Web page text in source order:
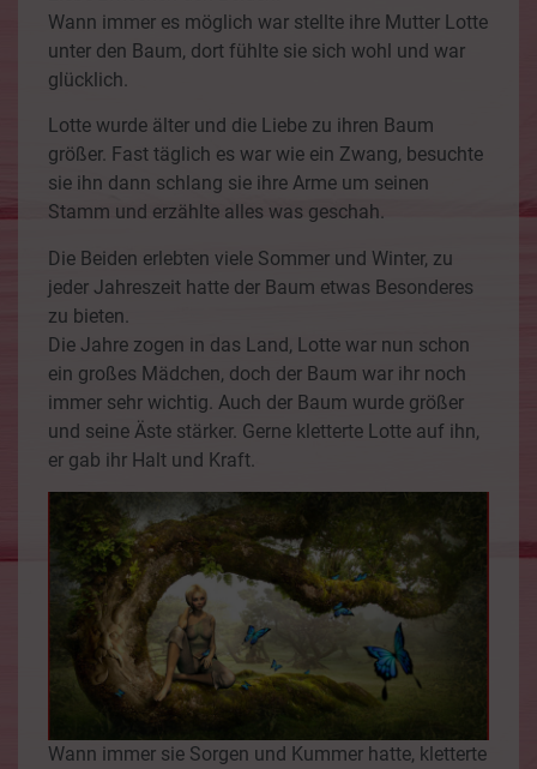
Wann immer es möglich war stellte ihre Mutter Lotte
unter den Baum, dort fühlte sie sich wohl und war
glücklich.
Lotte wurde älter und die Liebe zu ihren Baum
größer. Fast täglich es war wie ein Zwang, besuchte
sie ihn dann schlang sie ihre Arme um seinen
Stamm und erzählte alles was geschah.
Die Beiden erlebten viele Sommer und Winter, zu
jeder Jahreszeit hatte der Baum etwas Besonderes
zu bieten.
Die Jahre zogen in das Land, Lotte war nun schon
ein großes Mädchen, doch der Baum war ihr noch
immer sehr wichtig. Auch der Baum wurde größer
und seine Äste stärker. Gerne kletterte Lotte auf ihn,
er gab ihr Halt und Kraft.
Wann immer sie Sorgen und Kummer hatte, kletterte